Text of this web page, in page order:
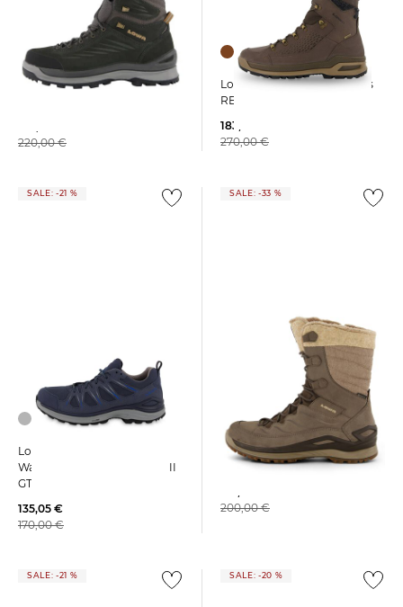
Lowa | Herren Winterboots
220,00 €
Lowa | Herren Winterboots
RENEGADE EVO ICE GTX
183,95 €
270,00 €
SALE: -21 %
+2
Lowa | Herren
Wanderschuhe INNOX EVO II
GTX
135,05 €
170,00 €
SALE: -33 %
Lowa | Damen Winterstiefel
BARINA EVO GTX Ws
200,00 €
SALE: -21 % SALE: -20 %